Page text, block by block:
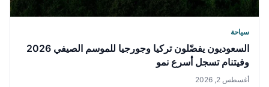
سياحة
السعوديون يفضّلون تركيا وجورجيا للموسم الصيفي 2026
وفيتنام تسجل أسرع نمو
أغسطس 2, 2026